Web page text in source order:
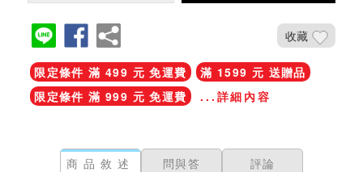
收藏
限定條件 滿 499 元 免運費
滿 1599 元 送贈品
限定條件 滿 999 元 免運費
...詳細內容
商品敘述 問與答 評論